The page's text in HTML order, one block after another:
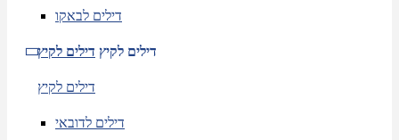
דילים לבאקו
דילים לקיץ דילים לקיץ
דילים לקיץ
דילים לדובאי